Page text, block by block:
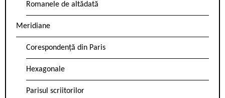
Romanele de altădată
Meridiane
Corespondență din Paris
Hexagonale
Parisul scriitorilor